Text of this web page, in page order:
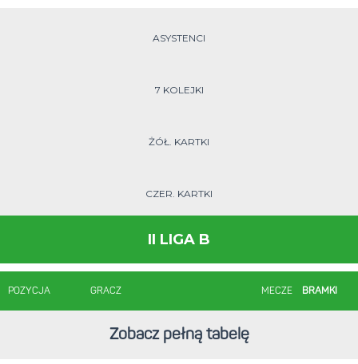
ASYSTENCI
7 KOLEJKI
ŻÓŁ. KARTKI
CZER. KARTKI
II LIGA B
POZYCJA GRACZ MECZE BRAMKI
Zobacz pełną tabelę